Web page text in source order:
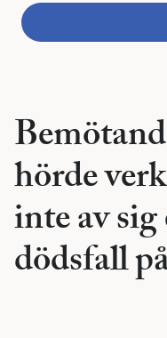
hörde
inte av
dödsfall